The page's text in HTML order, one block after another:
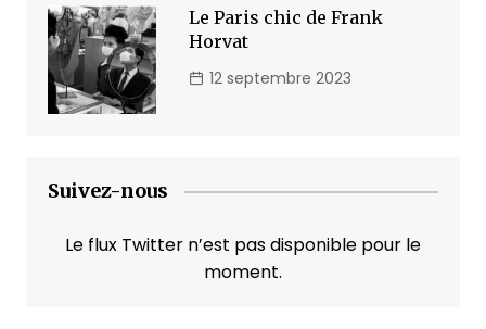
Le Paris chic de Frank
Horvat
12 septembre 2023
Suivez-nous
Le flux Twitter n’est pas disponible pour le
moment.